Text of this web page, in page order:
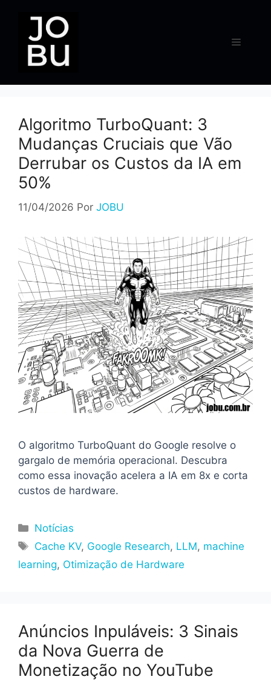
conteúdo
Menu
Algoritmo TurboQuant: 3
Mudanças Cruciais que Vão
Derrubar os Custos da IA em
50%
11/04/2026 Por JOBU
O algoritmo TurboQuant do Google resolve o
gargalo de memória operacional. Descubra
como essa inovação acelera a IA em 8x e corta
custos de hardware.
Categorias
Notícias
Tags
Cache KV, Google Research, LLM, machine
learning, Otimização de Hardware
Anúncios Inpuláveis: 3 Sinais
da Nova Guerra de
Monetização no YouTube